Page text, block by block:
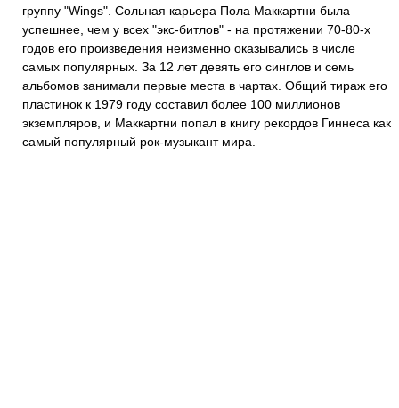
группу "Wings". Сольная карьера Пола Маккартни была
успешнее, чем у всех "экс-битлов" - на протяжении 70-80-х
годов его произведения неизменно оказывались в числе
самых популярных. За 12 лет девять его синглов и семь
альбомов занимали первые места в чартах. Общий тираж его
пластинок к 1979 году составил более 100 миллионов
экземпляров, и Маккартни попал в книгу рекордов Гиннеса как
самый популярный рок-музыкант мира.